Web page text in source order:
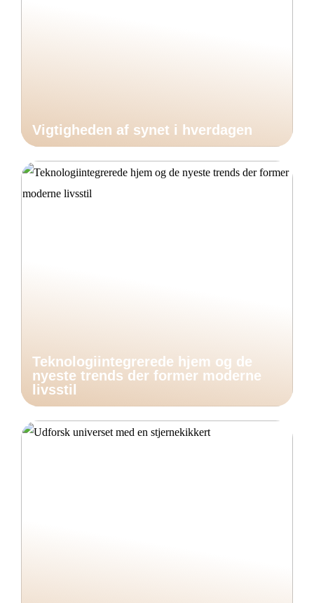
Vigtigheden af synet i hverdagen
Teknologiintegrerede hjem og de
nyeste trends der former moderne
livsstil